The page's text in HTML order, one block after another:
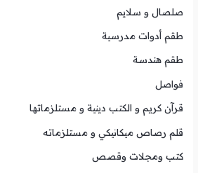
صلصال و سلايم
طقم أدوات مدرسية
طقم هندسة
فواصل
قرآن كريم و الكتب دينية و مستلزماتها
قلم رصاص ميكانيكي و مستلزماته
كتب ومجلات وقصص